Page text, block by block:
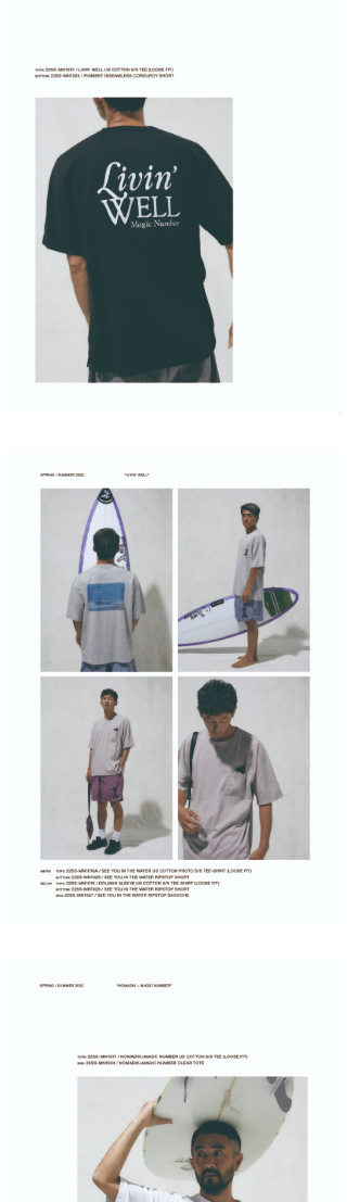
CBA Films
熊谷素子
田原啓江
植村未来
NOBUFUKU
大野”MAR”修聖
喜納海人
chan-U
G◎Da
KID
KOBU
OYZ
Soulman
VAGY
waka☆=
YUKI☆
たっちー
ハンマー
まっきー
三輪予報士
唐澤予報士
米山予報士